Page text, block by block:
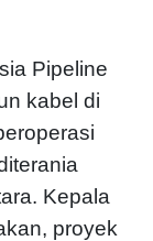
Pipeline
kabel di
Kepala
proyek